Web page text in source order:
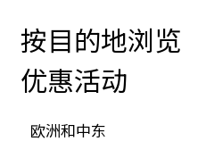
按目的地浏览
优惠活动
欧洲和中东